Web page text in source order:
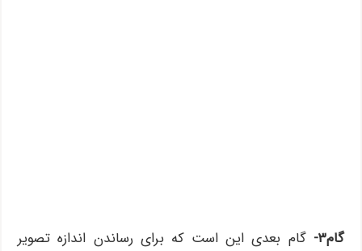
گام۳-
گام بعدی این است که برای رساندن اندازه تصویر